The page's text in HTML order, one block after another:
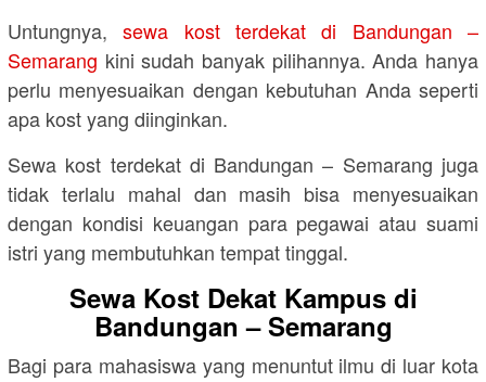
Untungnya,sewa kost terdekat di Bandungan –
Semarang kini sudah banyak pilihannya. Anda hanya
perlu menyesuaikan dengan kebutuhan Anda seperti
apa kost yang diinginkan.
Sewa kost terdekat di Bandungan – Semarang juga
tidak terlalu mahal dan masih bisa menyesuaikan
dengan kondisi keuangan para pegawai atau suami
istri yang membutuhkan tempat tinggal.
Sewa Kost Dekat Kampus di
Bandungan – Semarang
Bagi para mahasiswa yang menuntut ilmu di luar kota